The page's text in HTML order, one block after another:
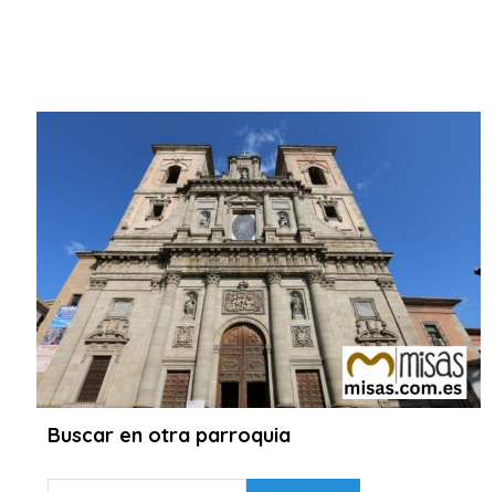
Buscar en otra parroquia